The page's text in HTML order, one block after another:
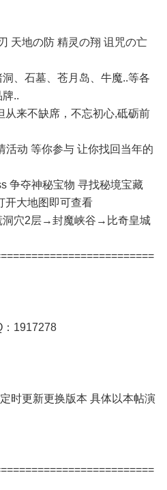
天地の防 精灵の翔 诅咒の亡
、石墓、苍月岛、牛魔..等各
..
从来不缺席，不忘初心,砥砺前
活动 等你参与 让你找回当年的
争夺神秘宝物 寻找秘境宝藏
开大地图即可查看
穴2层→封魔峡谷→比奇皇城
1917278
时更新更换版本 具体以本帖演